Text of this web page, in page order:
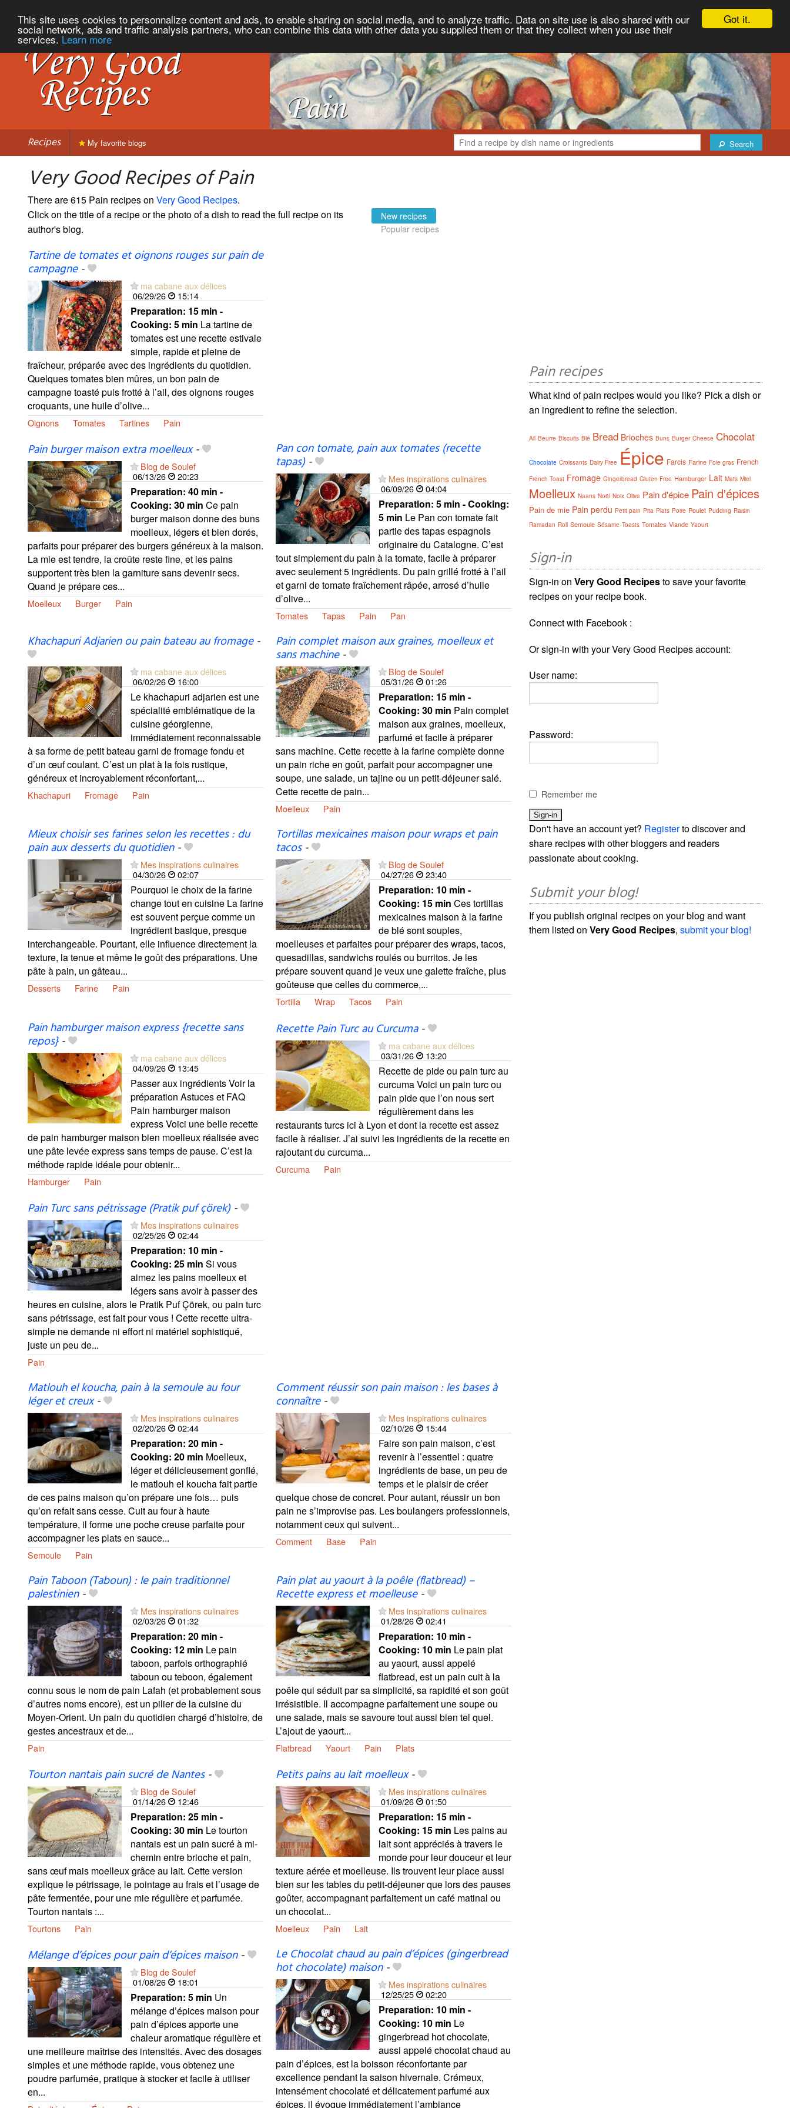
Got it.
This site uses cookies to personnalize content and ads, to enable sharing on social media, and to analyze traffic. Data on site use is also shared with our
social network, ads and traffic analysis partners, who can combine this data with other data you supplied them or that they collect when you use their
services. Learn more
Recipes Search
My favorite blogs
Very Good Recipes of Pain
There are 615 Pain recipes on Very Good Recipes.
Click on the title of a recipe or the photo of a dish to read the full recipe on its
author's blog.
New recipes
Popular recipes
Tartine de tomates et oignons rouges sur pain de
campagne-
ma cabane aux délices
06/29/26
15:14
Preparation: 15 min -
Cooking: 5 min La tartine de
tomates est une recette estivale
simple, rapide et pleine de
fraîcheur, préparée avec des ingrédients du quotidien.
Quelques tomates bien mûres, un bon pain de
campagne toasté puis frotté à l’ail, des oignons rouges
croquants, une huile d’olive...
Oignons Tomates Tartines Pain
Pain burger maison extra moelleux-
Blog de Soulef
06/13/26
20:23
Preparation: 40 min -
Cooking: 30 min Ce pain
burger maison donne des buns
moelleux, légers et bien dorés,
parfaits pour préparer des burgers généreux à la maison.
La mie est tendre, la croûte reste fine, et les pains
supportent très bien la garniture sans devenir secs.
Quand je prépare ces...
Moelleux Burger Pain
Pan con tomate, pain aux tomates (recette
tapas)-
Mes inspirations culinaires
06/09/26
04:04
Preparation: 5 min - Cooking:
5 min Le Pan con tomate fait
partie des tapas espagnols
originaire du Catalogne. C’est
tout simplement du pain à la tomate, facile à préparer
avec seulement 5 ingrédients. Du pain grillé frotté à l’ail
et garni de tomate fraîchement râpée, arrosé d’huile
d’olive...
Tomates Tapas Pain Pan
Khachapuri Adjarien ou pain bateau au fromage-
ma cabane aux délices
06/02/26
16:00
Le khachapuri adjarien est une
spécialité emblématique de la
cuisine géorgienne,
immédiatement reconnaissable
à sa forme de petit bateau garni de fromage fondu et
d’un œuf coulant. C’est un plat à la fois rustique,
généreux et incroyablement réconfortant,...
Khachapuri Fromage Pain
Pain complet maison aux graines, moelleux et
sans machine-
Blog de Soulef
05/31/26
01:26
Preparation: 15 min -
Cooking: 30 min Pain complet
maison aux graines, moelleux,
parfumé et facile à préparer
sans machine. Cette recette à la farine complète donne
un pain riche en goût, parfait pour accompagner une
soupe, une salade, un tajine ou un petit-déjeuner salé.
Cette recette de pain...
Moelleux Pain
Mieux choisir ses farines selon les recettes : du
pain aux desserts du quotidien-
Mes inspirations culinaires
04/30/26
02:07
Pourquoi le choix de la farine
change tout en cuisine La farine
est souvent perçue comme un
ingrédient basique, presque
interchangeable. Pourtant, elle influence directement la
texture, la tenue et même le goût des préparations. Une
pâte à pain, un gâteau...
Desserts Farine Pain
Tortillas mexicaines maison pour wraps et pain
tacos-
Blog de Soulef
04/27/26
23:40
Preparation: 10 min -
Cooking: 15 min Ces tortillas
mexicaines maison à la farine
de blé sont souples,
moelleuses et parfaites pour préparer des wraps, tacos,
quesadillas, sandwichs roulés ou burritos. Je les
prépare souvent quand je veux une galette fraîche, plus
goûteuse que celles du commerce,...
Tortilla Wrap Tacos Pain
Pain hamburger maison express {recette sans
repos}-
ma cabane aux délices
04/09/26
13:45
Passer aux ingrédients Voir la
préparation Astuces et FAQ
Pain hamburger maison
express Voici une belle recette
de pain hamburger maison bien moelleux réalisée avec
une pâte levée express sans temps de pause. C’est la
méthode rapide idéale pour obtenir...
Hamburger Pain
Recette Pain Turc au Curcuma-
ma cabane aux délices
03/31/26
13:20
Recette de pide ou pain turc au
curcuma Voici un pain turc ou
pain pide que l’on nous sert
régulièrement dans les
restaurants turcs ici à Lyon et dont la recette est assez
facile à réaliser. J’ai suivi les ingrédients de la recette en
rajoutant du curcuma...
Curcuma Pain
Pain Turc sans pétrissage (Pratik puf çörek)-
Mes inspirations culinaires
02/25/26
02:44
Preparation: 10 min -
Cooking: 25 min Si vous
aimez les pains moelleux et
légers sans avoir à passer des
heures en cuisine, alors le Pratik Puf Çörek, ou pain turc
sans pétrissage, est fait pour vous ! Cette recette ultra-
simple ne demande ni effort ni matériel sophistiqué,
juste un peu de...
Pain
Matlouh el koucha, pain à la semoule au four
léger et creux-
Mes inspirations culinaires
02/20/26
02:44
Preparation: 20 min -
Cooking: 20 min Moelleux,
léger et délicieusement gonflé,
le matlouh el koucha fait partie
de ces pains maison qu’on prépare une fois… puis
qu’on refait sans cesse. Cuit au four à haute
température, il forme une poche creuse parfaite pour
accompagner les plats en sauce...
Semoule Pain
Comment réussir son pain maison : les bases à
connaître-
Mes inspirations culinaires
02/10/26
15:44
Faire son pain maison, c’est
revenir à l’essentiel : quatre
ingrédients de base, un peu de
temps et le plaisir de créer
quelque chose de concret. Pour autant, réussir un bon
pain ne s’improvise pas. Les boulangers professionnels,
notamment ceux qui suivent...
Comment Base Pain
Pain Taboon (Taboun) : le pain traditionnel
palestinien-
Mes inspirations culinaires
02/03/26
01:32
Preparation: 20 min -
Cooking: 12 min Le pain
taboon, parfois orthographié
taboun ou teboon, également
connu sous le nom de pain Lafah (et probablement sous
d’autres noms encore), est un pilier de la cuisine du
Moyen-Orient. Un pain du quotidien chargé d’histoire, de
gestes ancestraux et de...
Pain
Pain plat au yaourt à la poêle (flatbread) –
Recette express et moelleuse-
Mes inspirations culinaires
01/28/26
02:41
Preparation: 10 min -
Cooking: 10 min Le pain plat
au yaourt, aussi appelé
flatbread, est un pain cuit à la
poêle qui séduit par sa simplicité, sa rapidité et son goût
irrésistible. Il accompagne parfaitement une soupe ou
une salade, mais se savoure tout aussi bien tel quel.
L’ajout de yaourt...
Flatbread Yaourt Pain Plats
Tourton nantais pain sucré de Nantes-
Blog de Soulef
01/14/26
12:46
Preparation: 25 min -
Cooking: 30 min Le tourton
nantais est un pain sucré à mi-
chemin entre brioche et pain,
sans œuf mais moelleux grâce au lait. Cette version
explique le pétrissage, le pointage au frais et l’usage de
pâte fermentée, pour une mie régulière et parfumée.
Tourton nantais :...
Tourtons Pain
Petits pains au lait moelleux-
Mes inspirations culinaires
01/09/26
01:50
Preparation: 15 min -
Cooking: 15 min Les pains au
lait sont appréciés à travers le
monde pour leur douceur et leur
texture aérée et moelleuse. Ils trouvent leur place aussi
bien sur les tables du petit-déjeuner que lors des pauses
goûter, accompagnant parfaitement un café matinal ou
un chocolat...
Moelleux Pain Lait
Mélange d’épices pour pain d’épices maison-
Blog de Soulef
01/08/26
18:01
Preparation: 5 min Un
mélange d’épices maison pour
pain d’épices apporte une
chaleur aromatique régulière et
une meilleure maîtrise des intensités. Avec des dosages
simples et une méthode rapide, vous obtenez une
poudre parfumée, pratique à stocker et facile à utiliser
en...
Le Chocolat chaud au pain d’épices (gingerbread
hot chocolate) maison-
Mes inspirations culinaires
12/25/25
02:20
Preparation: 10 min -
Cooking: 10 min Le
gingerbread hot chocolate,
aussi appelé chocolat chaud au
pain d’épices, est la boisson réconfortante par
excellence pendant la saison hivernale. Crémeux,
intensément chocolaté et délicatement parfumé aux
épices, il évoque immédiatement l’ambiance
Pain recipes
What kind of pain recipes would you like? Pick a dish or
an ingredient to refine the selection.
Ail Beurre Biscuits Blé Bread Brioches Buns Burger Cheese Chocolat
Chocolate Croissants Dairy Free Épice Farcis Farine Foie gras French
French Toast Fromage Gingerbread Gluten Free Hamburger Lait Maïs Miel
Moelleux Naans Noël Noix Olive Pain d'épice Pain d'épices
Pain de mie Pain perdu Petit pain Pita Plats Poire Poulet Pudding Raisin
Ramadan Roll Semoule Sésame Toasts Tomates Viande Yaourt
Sign-in
Sign-in onVery Good Recipesto save your favorite
recipes on your recipe book.
Connect with Facebook :
Or sign-in with your Very Good Recipes account:
User name:
Password:
Remember me
Don't have an account yet? Registerto discover and
share recipes with other bloggers and readers
passionate about cooking.
Submit your blog!
If you publish original recipes on your blog and want
them listed onVery Good Recipes,submit your blog!